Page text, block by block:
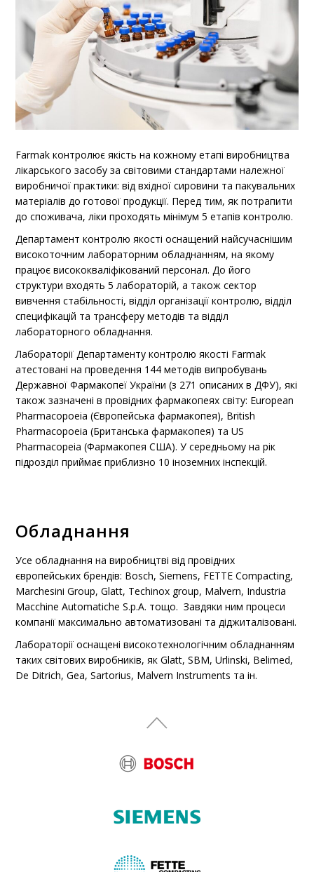
Farmak контролює якість на кожному етапі виробництва
лікарського засобу за світовими стандартами належної
виробничої практики: від вхідної сировини та пакувальних
матеріалів до готової продукції. Перед тим, як потрапити
до споживача, ліки проходять мінімум 5 етапів контролю.
Департамент контролю якості оснащений найсучаснішим
високоточним лабораторним обладнанням, на якому
працює висококваліфікований персонал. До його
структури входять 5 лабораторій, а також сектор
вивчення стабільності, відділ організації контролю, відділ
специфікацій та трансферу методів та відділ
лабораторного обладнання.
Лабораторії Департаменту контролю якості Farmak
атестовані на проведення 144 методів випробувань
Державної Фармакопеї України (з 271 описаних в ДФУ), які
також зазначені в провідних фармакопеях світу: European
Pharmacopoeia (Європейська фармакопея), British
Pharmacopoeia (Британська фармакопея) та US
Pharmacopeia (Фармакопея США). У середньому на рік
підрозділ приймає приблизно 10 іноземних інспекцій.
Обладнання
Усе обладнання на виробництві від провідних
європейських брендів: Bosch, Siеmens, FETTE Compacting,
Marchesini Group, Glatt, Techinox group, Malvern, Industria
Macchine Automatiche S.p.A. тощо. Завдяки ним процеси
компанії максимально автоматизовані та діджиталізовані.
Лабораторії оснащені високотехнологічним обладнанням
таких світових виробників, як Glatt, SBM, Urlinski, Belimed,
De Ditrich, Gea, Sartorius, Malvern Instruments та ін.